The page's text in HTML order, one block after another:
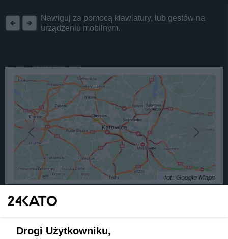
Nawiguj za pomocą klawiatury, lub gestów na
urządzeniu mobilnym.
fot: Google Maps
do Katowic. A4 zablokowana w obu kierunkach,
Drogi Użytkowniku,